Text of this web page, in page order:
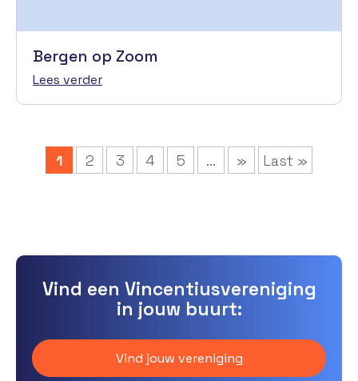
Bergen op Zoom
Lees verder
1 2 3 4 5 ... » Last »
Vind een Vincentiusvereniging
in jouw buurt:
Vind jouw vereniging